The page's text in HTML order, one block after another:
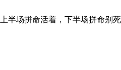
上半场拼命活着，下半场拼命别